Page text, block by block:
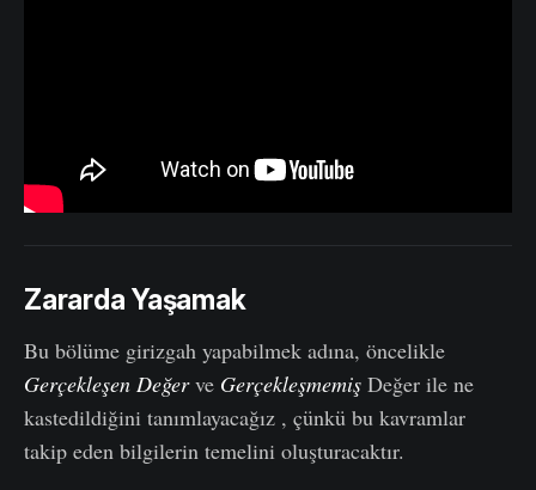
Zararda Yaşamak
Bu bölüme girizgah yapabilmek adına, öncelikle
Gerçekleşen Değerve Gerçekleşmemiş Değer ile ne
kastedildiğini tanımlayacağız , çünkü bu kavramlar
takip eden bilgilerin temelini oluşturacaktır.